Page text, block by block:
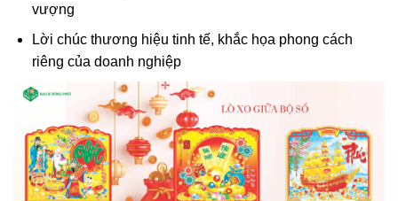
vượng
Lời chúc thương hiệu tinh tế, khắc họa phong cách
riêng của doanh nghiệp